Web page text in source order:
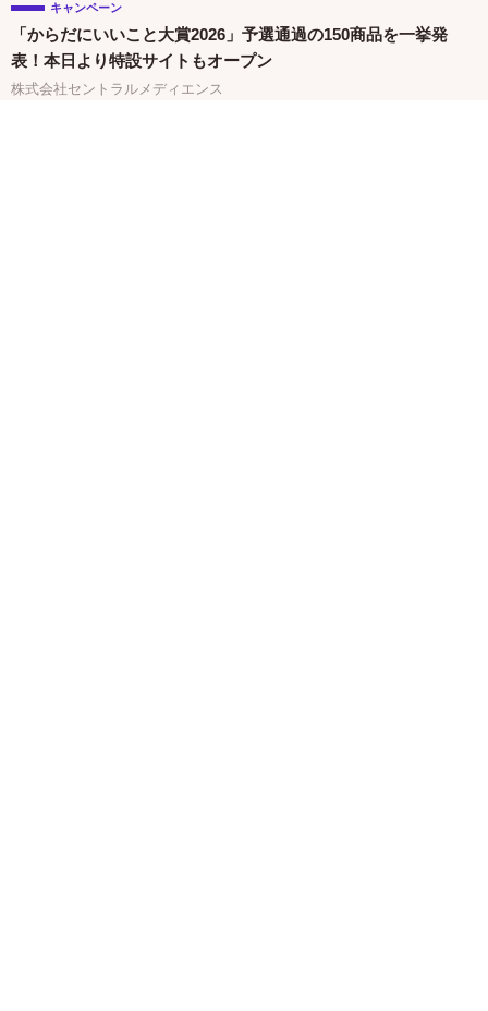
キャンペーン
「からだにいいこと大賞2026」予選通過の150商品を一挙発
表！本日より特設サイトもオープン
株式会社セントラルメディエンス